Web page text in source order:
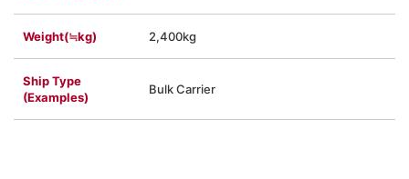
Weight(≒kg) 2,400kg
Ship Type
(Examples)
Bulk Carrier